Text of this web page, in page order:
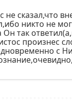
не сказал,что
никто не
Он так
произнес
с